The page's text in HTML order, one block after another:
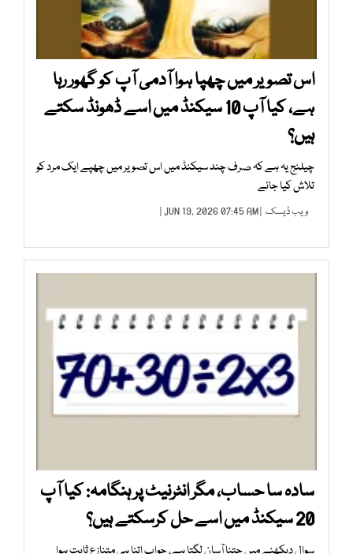
اس تصویر میں چھپا ہوا آدمی آپ کو گھور رہا
ہے، کیا آپ 10 سیکنڈ میں اسے ڈھونڈ سکتے
ہیں؟
چیلنج یہ ہے کہ صرف چند سیکنڈ میں اس تصویر میں چھپے ایک مرد کو
تلاش کیا جائے
ویب ڈیسک | JUN 19, 2026 07:45 AM |
سادہ سا حساب، مگر انٹرنیٹ پر ہنگامہ: کیا آپ
20 سیکنڈ میں اسے حل کرسکتے ہیں؟